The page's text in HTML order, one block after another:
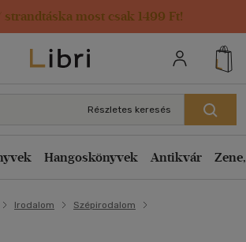
strandtáska most csak 1499 Ft!
Kártya adatai
Részletes keresés
Hangoskönyvek Antikvár
Irodalom
Szépirodalom